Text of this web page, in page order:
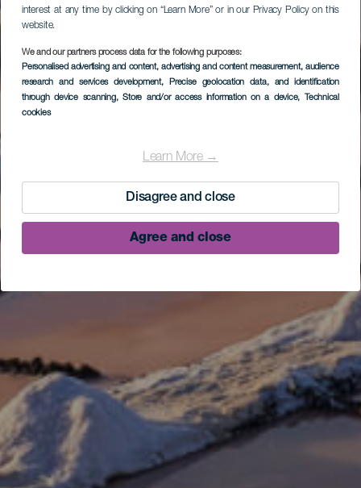
interest at any time by clicking on “Learn More” or in our Privacy Policy on this
website.
We and our partners process data for the following purposes:
Personalised advertising and content, advertising and content measurement, audience
research and services development, Precise geolocation data, and identification
through device scanning, Store and/or access information on a device, Technical
cookies
Learn More →
Disagree and close
Agree and close